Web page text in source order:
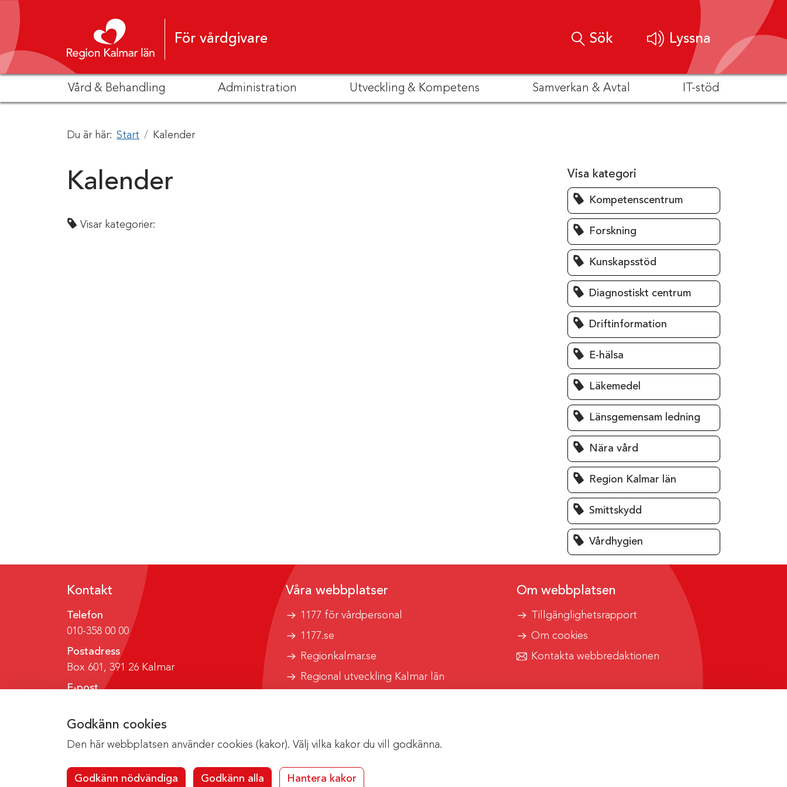
Godkänn cookies
Den här webbplatsen använder cookies (kakor). Välj vilka kakor du vill godkänna.
Godkänn nödvändiga Godkänn alla Hantera kakor
Hoppa till innehåll
För vårdgivare Sök Lyssna
Vård & Behandling Administration Utveckling & Kompetens Samverkan & Avtal IT-stöd
Du är här: Start Kalender
Kalender
Visar kategorier:
Visa kategori
Kompetenscentrum
Forskning
Kunskapsstöd
Diagnostiskt centrum
Driftinformation
E-hälsa
Läkemedel
Länsgemensam ledning
Nära vård
Region Kalmar län
Smittskydd
Vårdhygien
Kontakt
Telefon
010-358 00 00
Postadress
Box 601, 391 26 Kalmar
E-post
Våra webbplatser
1177 för vårdpersonal
1177.se
Regionkalmar.se
Regional utveckling Kalmar län
Om webbplatsen
Tillgänglighetsrapport
Om cookies
Kontakta webbredaktionen